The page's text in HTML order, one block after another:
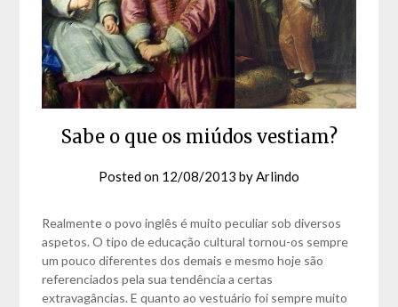
Sabe o que os miúdos vestiam?
Posted on 12/08/2013 byArlindo
Realmente o povo inglês é muito peculiar sob diversos
aspetos. O tipo de educação cultural tornou-os sempre
um pouco diferentes dos demais e mesmo hoje são
referenciados pela sua tendência a certas
extravagâncias. E quanto ao vestuário foi sempre muito